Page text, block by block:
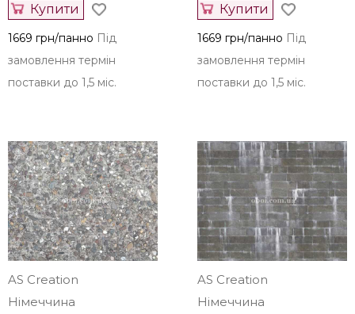
Купити
1669 грн/панно Під
замовлення термін
поставки до 1,5 міс.
Купити
1669 грн/панно Під
замовлення термін
поставки до 1,5 міс.
AS Creation
Німеччина
AS Creation
Німеччина